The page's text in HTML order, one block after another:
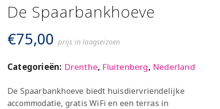
De Spaarbankhoeve
€75,00 prijs in laagseizoen
Categorieën: Drenthe, Fluitenberg, Nederland
De Spaarbankhoeve biedt huisdiervriendelijke
accommodatie, gratis WiFi en een terras in